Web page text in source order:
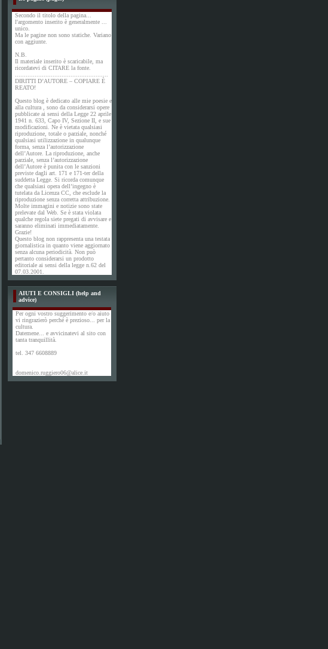
Secondo il titolo della pagina...
l'argomento inserito è generalmente ...
unico.
Ma le pagine non sono statiche. Variano
con aggiunte.
N.B.
Il materiale inserito è scaricabile, ma
ricordatevi di CITARE la fonte.
DIRITTI D’AUTORE – COPIARE È
REATO!
Questo blog è dedicato alle mie poesie e
alla cultura , sono da considerarsi opere
pubblicate ai sensi della Legge 22 aprile
1941 n. 633, Capo IV, Sezione II, e sue
modificazioni. Ne è vietata qualsiasi
riproduzione, totale o parziale, nonché
qualsiasi utilizzazione in qualunque
forma, senza l’autorizzazione
dell’Autore. La riproduzione, anche
parziale, senza l’autorizzazione
dell’Autore è punita con le sanzioni
previste dagli art. 171 e 171-ter della
suddetta Legge. Si ricorda comunque
che qualsiasi opera dell’ingegno è
tutelata da Licenza CC, che esclude la
riproduzione senza corretta attribuzione.
Molte immagini e notizie sono state
prelevate dal Web. Se è stata violata
qualche regola siete pregati di avvisare e
saranno eliminati immediatamente.
Grazie!
Questo blog non rappresenta una testata
giornalistica in quanto viene aggiornato
senza alcuna periodicità. Non può
pertanto considerarsi un prodotto
editoriale ai sensi della legge n.62 del
07.03.2001.
AIUTI E CONSIGLI (help and
advice)
Per ogni vostro suggerimento e/o aiuto
vi ringrazierò perché è prezioso... per la
cultura.
Datemene... e avvicinatevi al sito con
tanta tranquillità.
tel. 347 6608889
domenico.ruggiero06@alice.it